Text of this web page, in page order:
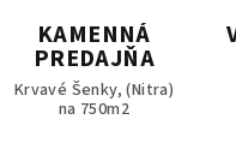
KAMENNÁ
PREDAJŇA
Krvavé Šenky, (Nitra)
na 750m2